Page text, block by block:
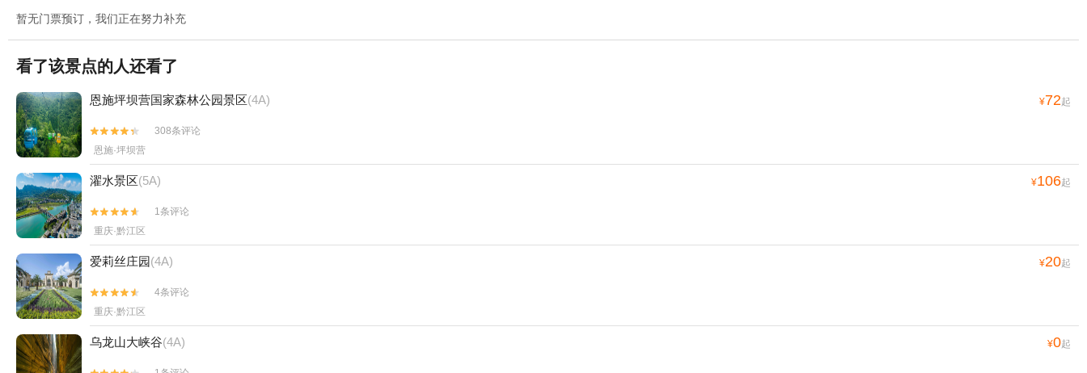
暂无门票预订，我们正在努力补充
看了该景点的人还看了
恩施坪坝营国家森林公园景区(4A) ¥72起


308条评论
恩施·坪坝营
濯水景区(5A) ¥106起


1条评论
重庆·黔江区
爱莉丝庄园(4A) ¥20起


4条评论
重庆·黔江区
乌龙山大峡谷(4A) ¥0起